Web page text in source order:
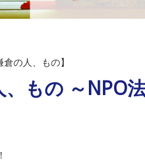
倉の人、もの】
、もの ～NPO